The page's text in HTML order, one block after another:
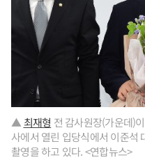
▲최재형 전 감사원장(가운데)
사에서 열린 입당식에서 이준석
촬영을 하고 있다. <연합뉴스>